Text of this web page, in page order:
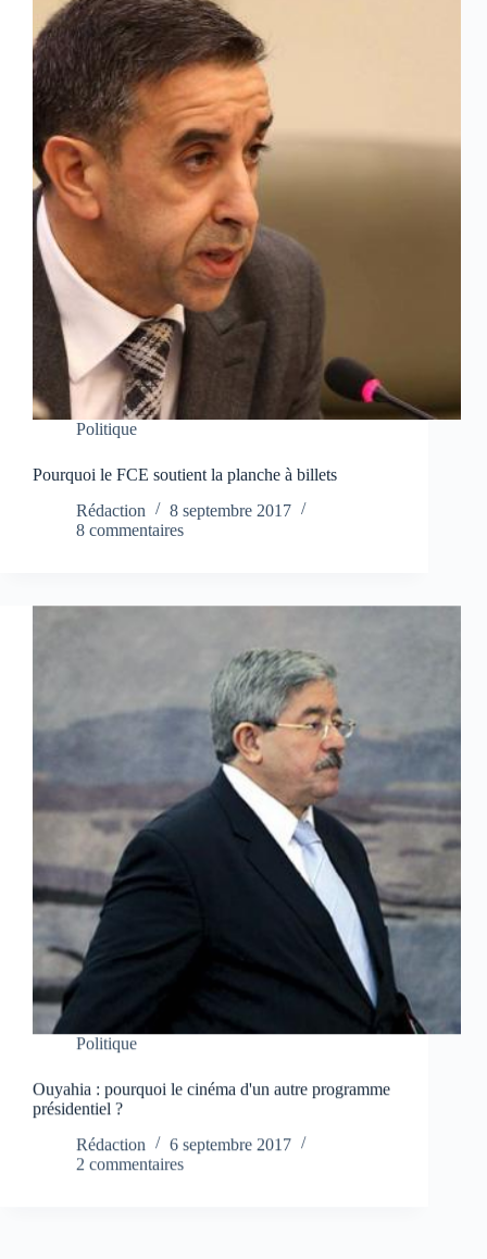
Politique
Pourquoi le FCE soutient la planche à billets
Rédaction
8 septembre 2017
8 commentaires
Politique
Ouyahia : pourquoi le cinéma d'un autre programme
présidentiel ?
Rédaction
6 septembre 2017
2 commentaires